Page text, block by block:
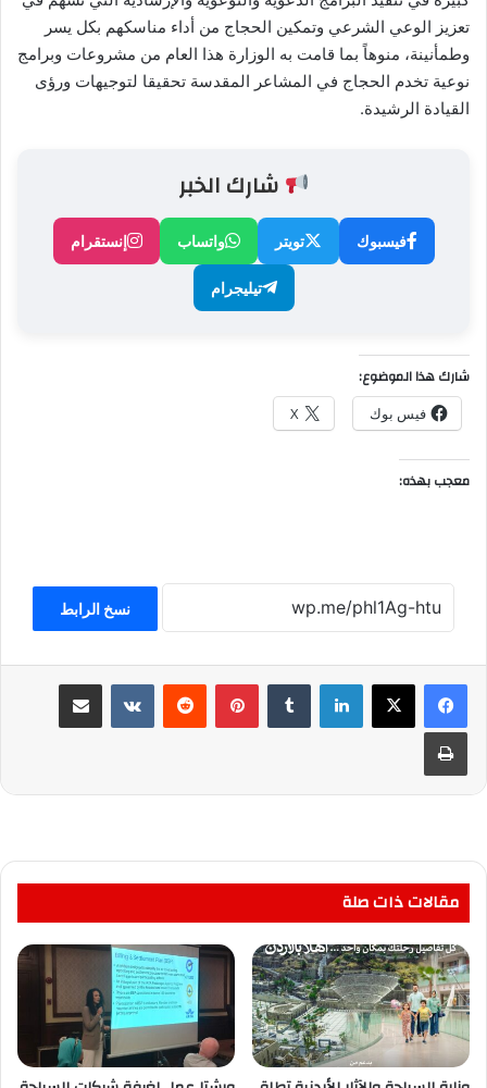
تعزيز الوعي الشرعي وتمكين الحجاج من أداء مناسكهم بكل يسر
وطمأنينة، منوهاً بما قامت به الوزارة هذا العام من مشروعات وبرامج
نوعية تخدم الحجاج في المشاعر المقدسة تحقيقا لتوجيهات ورؤى
القيادة الرشيدة.
شارك الخبر
فيسبوك تويتر واتساب إنستقرام
تيليجرام
شارك هذا الموضوع:
فيس بوك X
معجب بهذه:
نسخ الرابط
لينكدإن بينتيريست مشاركة عبر البريد
طباعة
مقالات ذات صلة